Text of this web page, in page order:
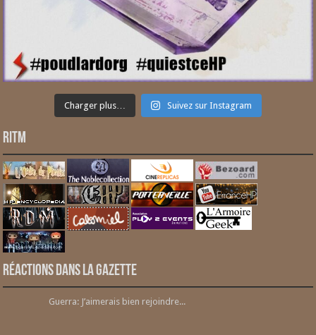
Charger plus… Suivez sur Instagram
RITM
Réactions dans la gazette
Guerra: J’aimerais bien rejoindre...